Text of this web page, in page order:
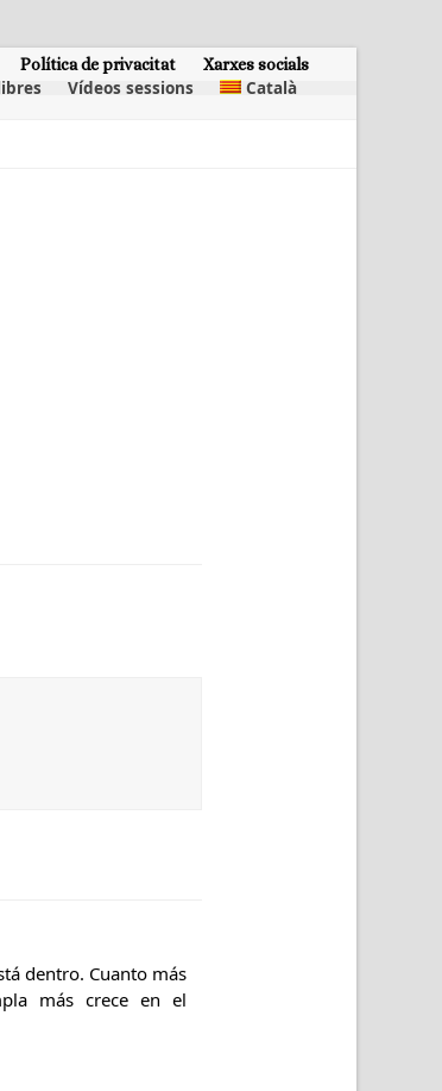
Política de privacitat Xarxes socials
Vídeos sessions Català
dentro. Cuanto más
más crece en el